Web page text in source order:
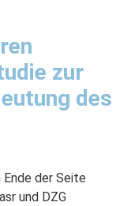
zur
des
der Seite
und DZG